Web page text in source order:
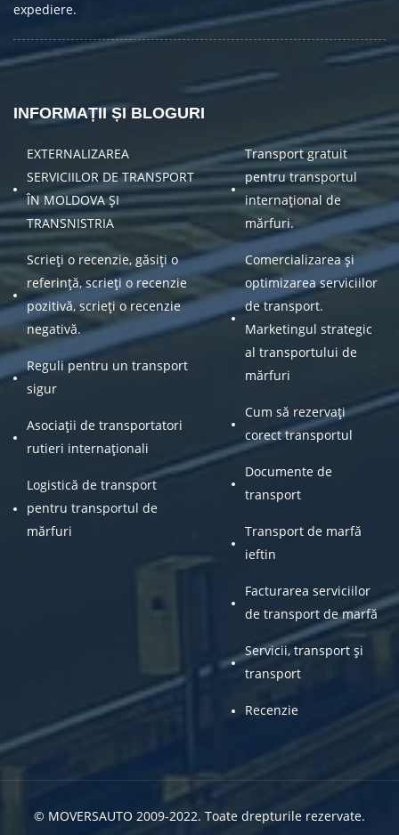
expediere.
INFORMAȚII ȘI BLOGURI
EXTERNALIZAREA
SERVICIILOR DE TRANSPORT
ÎN MOLDOVA ȘI
TRANSNISTRIA
Scrieți o recenzie, găsiți o
referință, scrieți o recenzie
pozitivă, scrieți o recenzie
negativă.
Reguli pentru un transport
sigur
Asociații de transportatori
rutieri internaționali
Logistică de transport
pentru transportul de
mărfuri
Transport gratuit
pentru transportul
internațional de
mărfuri.
Comercializarea și
optimizarea serviciilor
de transport.
Marketingul strategic
al transportului de
mărfuri
Cum să rezervați
corect transportul
Documente de
transport
Transport de marfă
ieftin
Facturarea serviciilor
de transport de marfă
Servicii, transport și
transport
Recenzie
© MOVERSAUTO 2009-2022. Toate drepturile rezervate.